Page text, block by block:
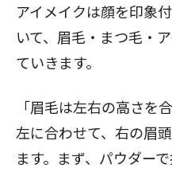
アイメイクは顔を印象
いて、眉毛・まつ毛・
ていきます。
「眉毛は左右の高さを
左に合わせて、右の眉
ます。まず、パウダー